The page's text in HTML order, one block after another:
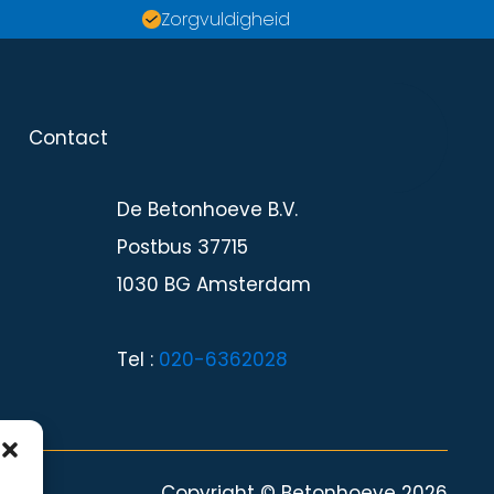
Zorgvuldigheid
Contact
De Betonhoeve B.V.
Postbus 37715
1030 BG Amsterdam
Tel : 020-6362028